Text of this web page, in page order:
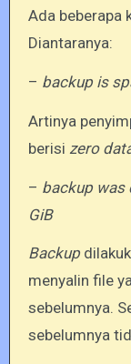
Ada beberapa
Diantaranya:
– backup is
Artinya
berisi zero
– backup was
GiB
Backup
menyalin file
sebelumnya.
sebelumnya